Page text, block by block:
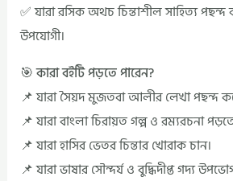
✅ যারা রসিক অথচ চিন্তাশীল সাহিত্য
উপযোগী।
🎯 কারা বইটি পড়তে পারেন?
📌 যারা সৈয়দ মুজতবা আলীর লেখা পছন্দ
📌 যারা বাংলা চিরায়ত গল্প ও রম্যরচনা
📌 যারা হাসির ভেতর চিন্তার খোরাক চান।
📌 যারা ভাষার সৌন্দর্য ও বুদ্ধিদীপ্ত গদ্য